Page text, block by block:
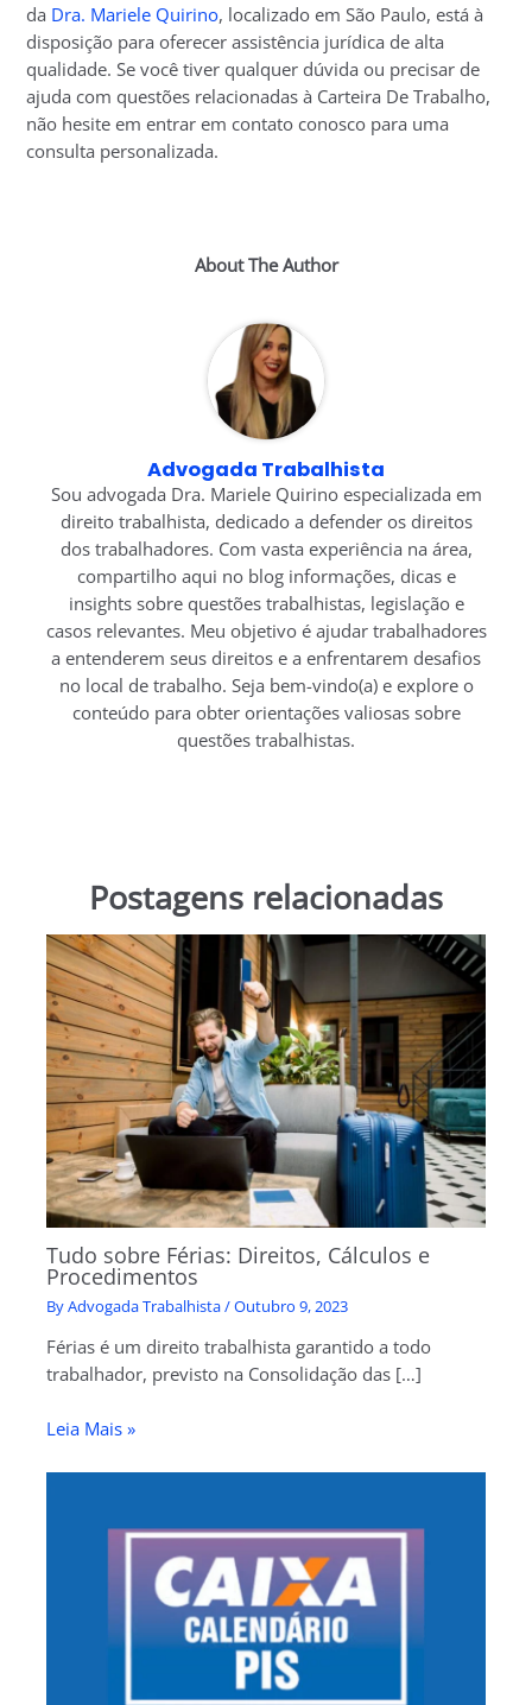
da Dra. Mariele Quirino, localizado em São Paulo, está à
disposição para oferecer assistência jurídica de alta
qualidade. Se você tiver qualquer dúvida ou precisar de
ajuda com questões relacionadas à Carteira De Trabalho,
não hesite em entrar em contato conosco para uma
consulta personalizada.
About The Author
Advogada Trabalhista
Sou advogada Dra. Mariele Quirino especializada em
direito trabalhista, dedicado a defender os direitos
dos trabalhadores. Com vasta experiência na área,
compartilho aqui no blog informações, dicas e
insights sobre questões trabalhistas, legislação e
casos relevantes. Meu objetivo é ajudar trabalhadores
a entenderem seus direitos e a enfrentarem desafios
no local de trabalho. Seja bem-vindo(a) e explore o
conteúdo para obter orientações valiosas sobre
questões trabalhistas.
Postagens relacionadas
Tudo sobre Férias: Direitos, Cálculos e
Procedimentos
ByAdvogada Trabalhista/Outubro 9, 2023
Férias é um direito trabalhista garantido a todo
trabalhador, previsto na Consolidação das […]
Leia Mais »